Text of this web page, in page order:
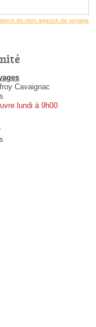
de mon agence de voyage
Cavaignac
lundi à 9h00